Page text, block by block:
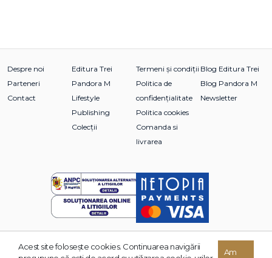
Despre noi
Parteneri
Contact
Editura Trei
Pandora M
Lifestyle
Publishing
Colecții
Termeni și condiții
Politica de
confidențialitate
Politica cookies
Comanda si
livrarea
Blog Editura Trei
Blog Pandora M
Newsletter
© 2026 Grupul Editorial TREI. Toate drepturile rezervate.
Acest site foloseşte cookies. Continuarea navigării
Am